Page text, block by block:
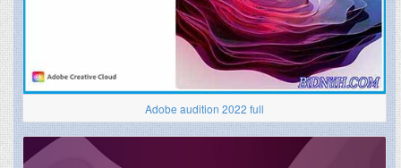
Adobe audition 2022 full